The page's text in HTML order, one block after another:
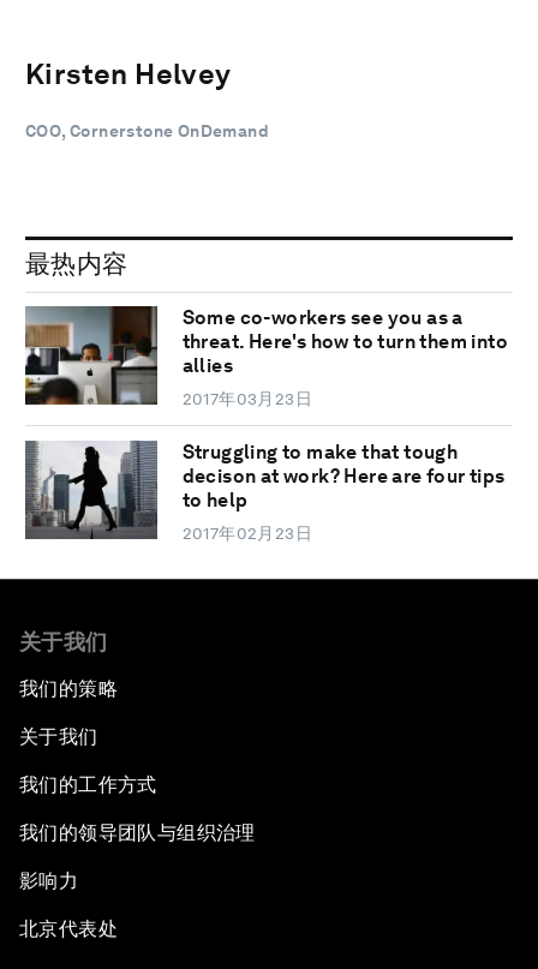
Kirsten Helvey
COO, Cornerstone OnDemand
最热内容
Some co-workers see you as a
threat. Here's how to turn them into
allies
2017年03月23日
Struggling to make that tough
decison at work? Here are four tips
to help
2017年02月23日
关于我们
我们的策略
关于我们
我们的工作方式
我们的领导团队与组织治理
影响力
北京代表处